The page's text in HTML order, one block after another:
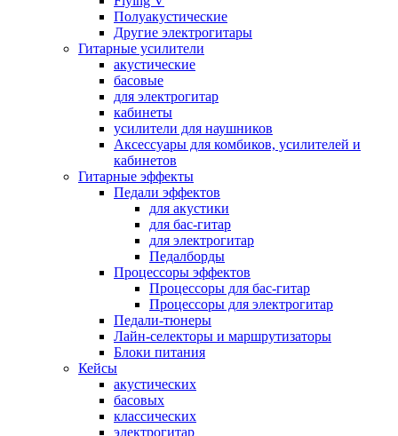
Полуакустические
Другие электрогитары
Гитарные усилители
акустические
басовые
для электрогитар
кабинеты
усилители для наушников
Аксессуары для комбиков, усилителей и
кабинетов
Гитарные эффекты
Педали эффектов
для акустики
для бас-гитар
для электрогитар
Педалборды
Процессоры эффектов
Процессоры для бас-гитар
Процессоры для электрогитар
Педали-тюнеры
Лайн-селекторы и маршрутизаторы
Блоки питания
Кейсы
акустических
басовых
классических
электрогитар